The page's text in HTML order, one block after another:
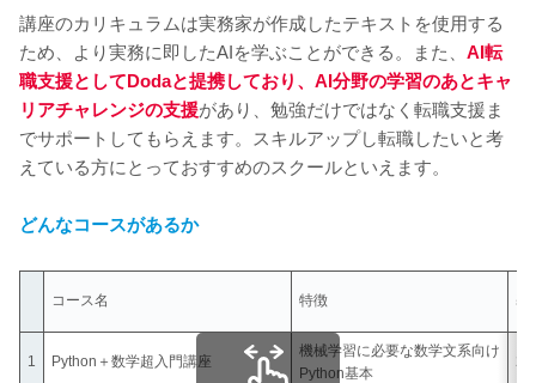
講座のカリキュラムは実務家が作成したテキストを使用する
ため、より実務に即したAIを学ぶことができる。また、 AI転
職支援としてDodaと提携しており、AI分野の学習のあとキャ
リアチャレンジの支援があり、勉強だけではなく転職支援ま
でサポートしてもらえます。スキルアップし転職したいと考
えている方にとっておすすめのスクールといえます。
どんなコースがあるか
コース名 特徴 基
1 Python＋数学超入門講座
機械学習に必要な数学文系向け
Python基本